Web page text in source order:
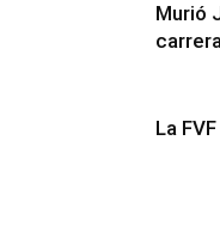
Murió
La